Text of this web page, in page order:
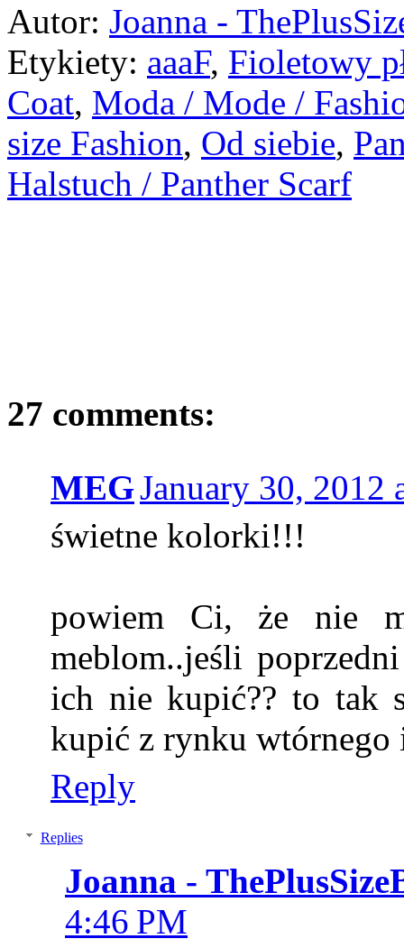
Autor: Joanna -
Etykiety: aaaF, Fioletowy
Coat, Moda / Mode /
size Fashion, Od siebie,
Halstuch / Panther Scarf
27 comments:
MEGJanuary 30, 2012
świetne kolorki!!!
powiem Ci, że nie
meblom..jeśli
ich nie kupić?? to tak
kupić z rynku
Reply
Replies
Joanna -
4:46 PM